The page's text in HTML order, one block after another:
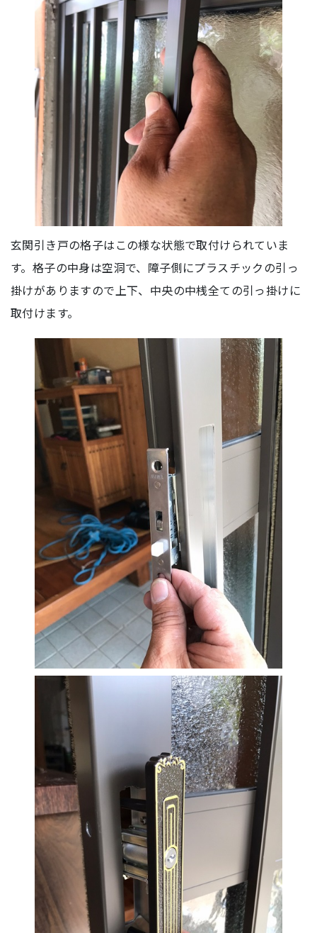
玄関引き戸の格子はこの様な状態で取付けられていま
す。格子の中身は空洞で、障子側にプラスチックの引っ
掛けがありますので上下、中央の中桟全ての引っ掛けに
取付けます。